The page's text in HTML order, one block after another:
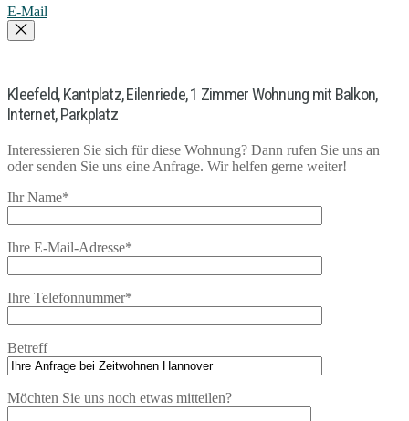
E-Mail
Kleefeld, Kantplatz, Eilenriede, 1 Zimmer Wohnung mit Balkon,
Internet, Parkplatz
Interessieren Sie sich für diese Wohnung? Dann rufen Sie uns an
oder senden Sie uns eine Anfrage. Wir helfen gerne weiter!
Ihr Name*
Ihre E-Mail-Adresse*
Ihre Telefonnummer*
Betreff
Möchten Sie uns noch etwas mitteilen?